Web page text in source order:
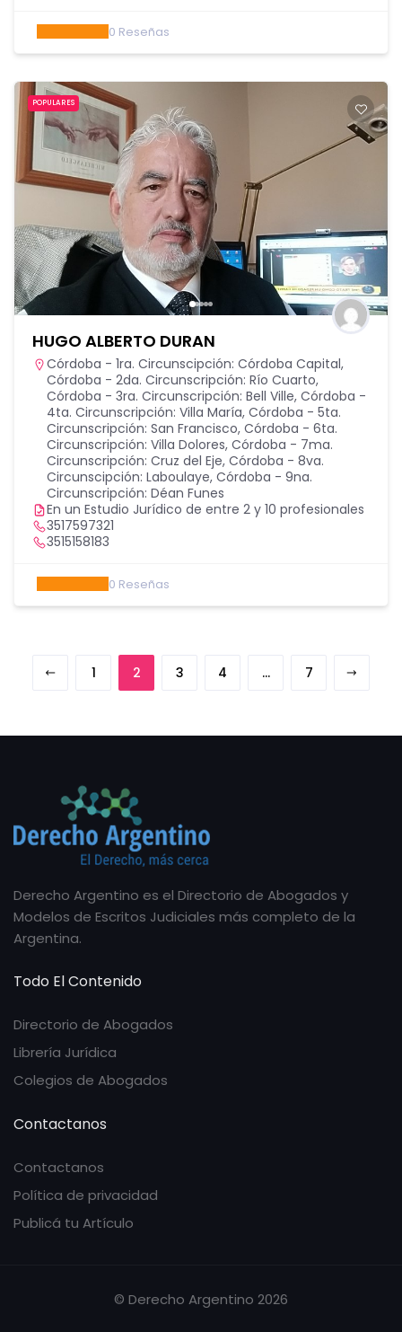
0 Reseñas
POPULARES
HUGO ALBERTO DURAN
Córdoba - 1ra. Circunscipción: Córdoba Capital,
Córdoba - 2da. Circunscripción: Río Cuarto,
Córdoba - 3ra. Circunscripción: Bell Ville, Córdoba -
4ta. Circunscripción: Villa María, Córdoba - 5ta.
Circunscripción: San Francisco, Córdoba - 6ta.
Circunscripción: Villa Dolores, Córdoba - 7ma.
Circunscripción: Cruz del Eje, Córdoba - 8va.
Circunscipción: Laboulaye, Córdoba - 9na.
Circunscripción: Déan Funes
En un Estudio Jurídico de entre 2 y 10 profesionales
3517597321
3515158183
0 Reseñas
1 2 3 4 … 7
Derecho Argentino es el Directorio de Abogados y
Modelos de Escritos Judiciales más completo de la
Argentina.
Todo El Contenido
Directorio de Abogados
Librería Jurídica
Colegios de Abogados
Contactanos
Contactanos
Política de privacidad
Publicá tu Artículo
© Derecho Argentino 2026